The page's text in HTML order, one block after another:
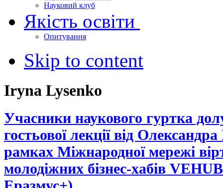
Науковий клуб
Якість освіти
Опитування
Skip to content
Iryna Lysenko
Учасники наукового гуртка
гостьової лекції від
рамках Міжнародної мережі
молодіжних бізнес-хабів